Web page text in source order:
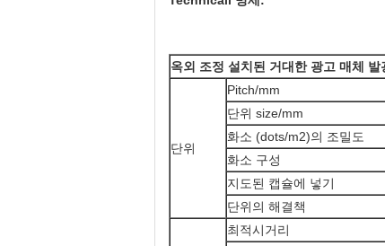
옥외 조정 설치된 거대한 광고 매체 발
단위
Pitch/mm
단위 size/mm
화소 (dots/m2)의 조밀도
화소 구성
지도된 캡슐에 넣기
단위의 해결책
최적시거리